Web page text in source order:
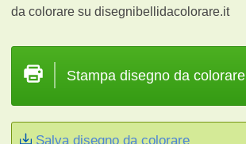
da colorare su disegnibellidacolorare.it
Stampa disegno da colorare
Salva disegno da colorare